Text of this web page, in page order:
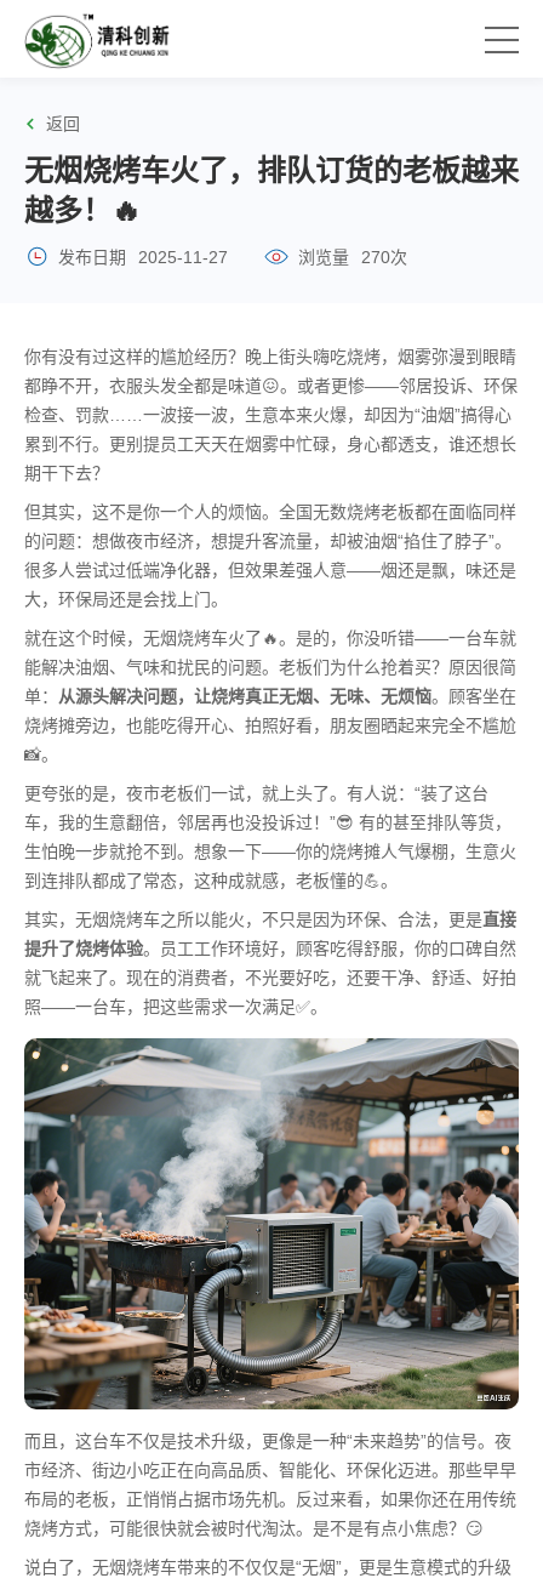
返回
无烟烧烤车火了，排队订货的老板越来
越多！🔥
发布日期 2025-11-27 浏览量 270次
你有没有过这样的尴尬经历？晚上街头嗨吃烧烤，烟雾弥漫到眼睛
都睁不开，衣服头发全都是味道😖。或者更惨——邻居投诉、环保
检查、罚款……一波接一波，生意本来火爆，却因为“油烟”搞得心
累到不行。更别提员工天天在烟雾中忙碌，身心都透支，谁还想长
期干下去？
但其实，这不是你一个人的烦恼。全国无数烧烤老板都在面临同样
的问题：想做夜市经济，想提升客流量，却被油烟“掐住了脖子”。
很多人尝试过低端净化器，但效果差强人意——烟还是飘，味还是
大，环保局还是会找上门。
就在这个时候，无烟烧烤车火了🔥。是的，你没听错——一台车就
能解决油烟、气味和扰民的问题。老板们为什么抢着买？原因很简
单： 从源头解决问题，让烧烤真正无烟、无味、无烦恼。顾客坐在
烧烤摊旁边，也能吃得开心、拍照好看，朋友圈晒起来完全不尴尬
📸。
更夸张的是，夜市老板们一试，就上头了。有人说：“装了这台
车，我的生意翻倍，邻居再也没投诉过！”😎 有的甚至排队等货，
生怕晚一步就抢不到。想象一下——你的烧烤摊人气爆棚，生意火
到连排队都成了常态，这种成就感，老板懂的💪。
其实，无烟烧烤车之所以能火，不只是因为环保、合法，更是直接
提升了烧烤体验。员工工作环境好，顾客吃得舒服，你的口碑自然
就飞起来了。现在的消费者，不光要好吃，还要干净、舒适、好拍
照——一台车，把这些需求一次满足✅。
而且，这台车不仅是技术升级，更像是一种“未来趋势”的信号。夜
市经济、街边小吃正在向高品质、智能化、环保化迈进。那些早早
布局的老板，正悄悄占据市场先机。反过来看，如果你还在用传统
烧烤方式，可能很快就会被时代淘汰。是不是有点小焦虑？😏
说白了，无烟烧烤车带来的不仅仅是“无烟”，更是生意模式的升级